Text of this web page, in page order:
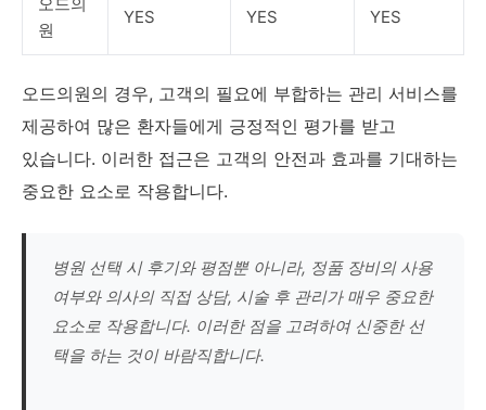
원
YES YES YES
오드의원의 경우, 고객의 필요에 부합하는 관리 서비스를
제공하여 많은 환자들에게 긍정적인 평가를 받고
있습니다. 이러한 접근은 고객의 안전과 효과를 기대하는
중요한 요소로 작용합니다.
병원 선택 시 후기와 평점뿐 아니라, 정품 장비의 사용
여부와 의사의 직접 상담, 시술 후 관리가 매우 중요한
요소로 작용합니다. 이러한 점을 고려하여 신중한 선
택을 하는 것이 바람직합니다.